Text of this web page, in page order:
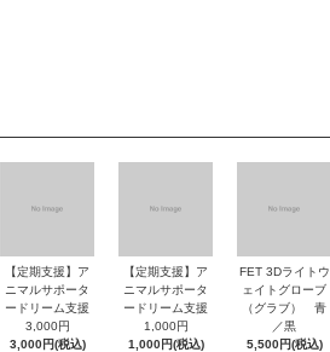
【定期支援】ア
ニマルサポータ
ードリーム支援
3,000円
3,000円(税込)
【定期支援】ア
ニマルサポータ
ードリーム支援
1,000円
1,000円(税込)
FET 3Dライトウ
ェイトグローブ
（グラブ） 青
／黒
5,500円(税込)